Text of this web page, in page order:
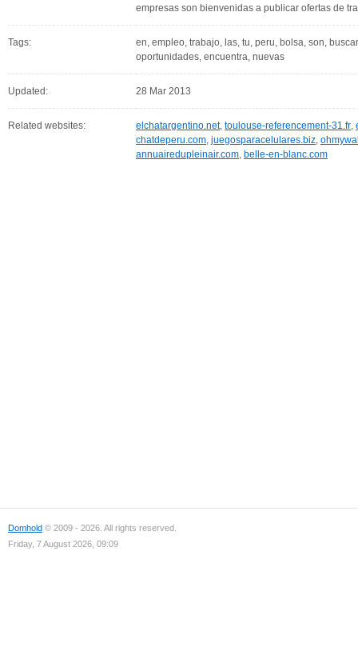
empresas son bienvenidas a publicar ofertas de
Tags:
en, empleo, trabajo, las, tu, peru, bolsa, son,
oportunidades, encuentra, nuevas
Updated: 28 Mar 2013
Related websites: elchatargentino.net, toulouse-referencement-31.fr,
chatdeperu.com, juegosparacelulares.biz,
annuairedupleinair.com, belle-en-blanc.com
Domhold © 2009 - 2026. All rights reserved.
Friday, 7 August 2026, 09:09